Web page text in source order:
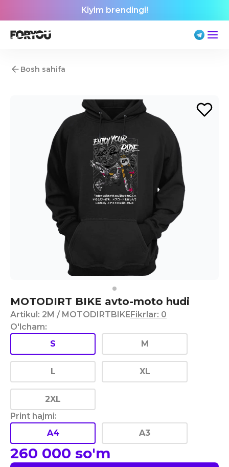
Kiyim brendingi!
Bosh sahifa
MOTODIRT BIKE avto-moto hudi
Artikul: 2M / MOTODIRTBIKEFikrlar: 0
O'lcham:
S
M
L XL
2XL
Print hajmi:
A4
A3
260 000 so'm